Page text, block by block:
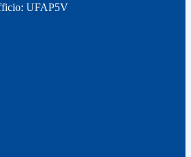
UFAP5V